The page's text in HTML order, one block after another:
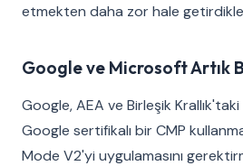
etmekten daha zor hale
Google ve Microsoft Artık
Google, AEA ve Birleşik Krallık'taki
Google sertifikalı bir CMP
Mode V2'yi uygulamasını